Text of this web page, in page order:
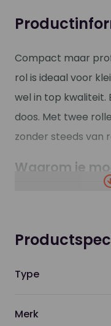
Compact maar
rol is ideaal voor
wel in top kwaliteit.
doos. Met twee
zonder steeds van
Waarom je
Ecolabel
Type
Merk